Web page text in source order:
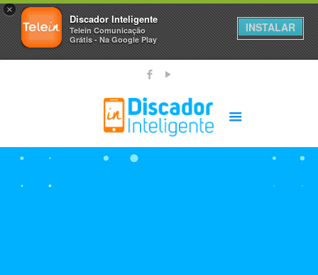
×
Discador Inteligente
Telein Comunicação
Grátis - Na Google Play
INSTALAR